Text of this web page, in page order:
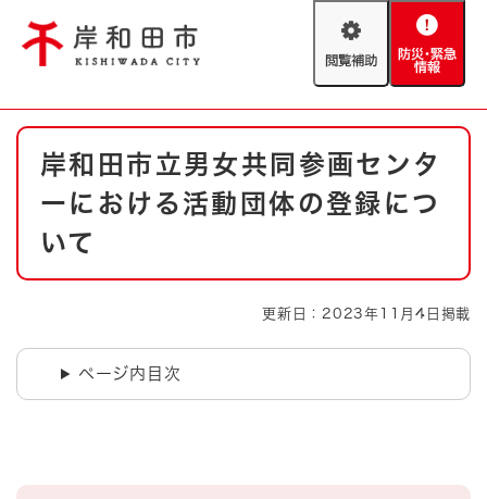
閲
助
防
緊
情
報
やさしい日本語
文字サイズ
防災・緊急情報 救急・消防
ハザードマップ AED設置箇所
本
岸和田市立男女共同参画センタ
ーにおける活動団体の登録につ
いて
更新日：2023年11月4日掲載
ページ内目次